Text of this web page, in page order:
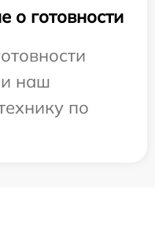
о готовности
наш
по